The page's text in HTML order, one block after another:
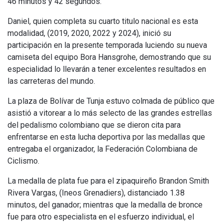
Daniel, quien completa su cuarto titulo nacional es esta
modalidad, (2019, 2020, 2022 y 2024), inició su
participación en la presente temporada luciendo su nueva
camiseta del equipo Bora Hansgrohe, demostrando que su
especialidad lo llevarán a tener excelentes resultados en
las carreteras del mundo.
La plaza de Bolívar de Tunja estuvo colmada de público que
asistió a vitorear a lo más selecto de las grandes estrellas
del pedalismo colombiano que se dieron cita para
enfrentarse en esta lucha deportiva por las medallas que
entregaba el organizador, la Federación Colombiana de
Ciclismo.
La medalla de plata fue para el zipaquireño Brandon Smith
Rivera Vargas, (Ineos Grenadiers), distanciado 1.38
minutos, del ganador; mientras que la medalla de bronce
fue para otro especialista en el esfuerzo individual, el